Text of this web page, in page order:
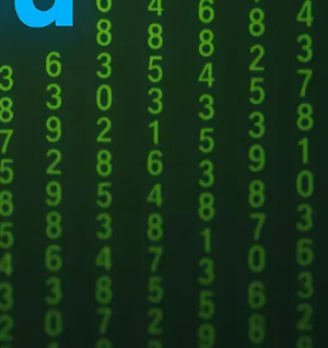
у различных продавцов. Но как
продавца и где можно купить
Алагир? Рассмотрим несколько
ключ к Windows Алагир. В интернет-
подходящую опцию по цене и
розничных магазинах.
продают лицензионные ключи к
получить консультацию от продавца,
гарантию от производителя, то
дорогим, так как производитель